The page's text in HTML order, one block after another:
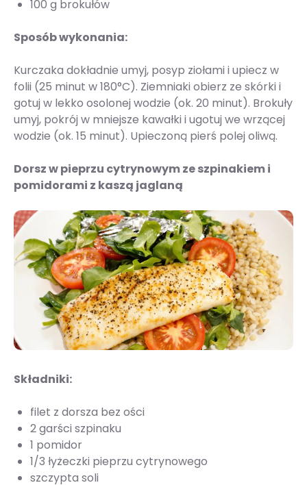
100 g brokułów
Sposób wykonania:
Kurczaka dokładnie umyj, posyp ziołami i upiecz w
folii (25 minut w 180°C). Ziemniaki obierz ze skórki i
gotuj w lekko osolonej wodzie (ok. 20 minut). Brokuły
umyj, pokrój w mniejsze kawałki i ugotuj we wrzącej
wodzie (ok. 15 minut). Upieczoną pierś polej oliwą.
Dorsz w pieprzu cytrynowym ze szpinakiem i
pomidorami z kaszą jaglaną
Składniki:
filet z dorsza bez ości
2 garści szpinaku
1 pomidor
1/3 łyżeczki pieprzu cytrynowego
szczypta soli